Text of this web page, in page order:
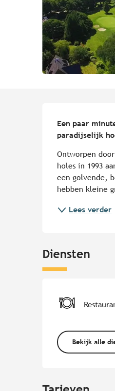
Een paar
paradijselijk
Ontworpen
holes in 1993
een golvende,
hebben kleine
Lees verder
Diensten
Bekijk alle